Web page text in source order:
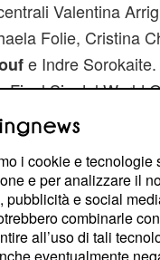
Valentina
Folie, Cristina
e Indre
Final Six del World
e Alessia
appuntamento,
ilGiappone,
sarà trasmessa
sul sito di Rai
i cookie e tecnologie
e per analizzare il
pubblicità e social
combinarle
all’uso di tali